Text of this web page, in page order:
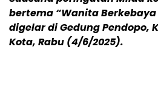
bertema “Wanita
digelar di Gedung Pendopo,
Kota, Rabu (4/6/2025).